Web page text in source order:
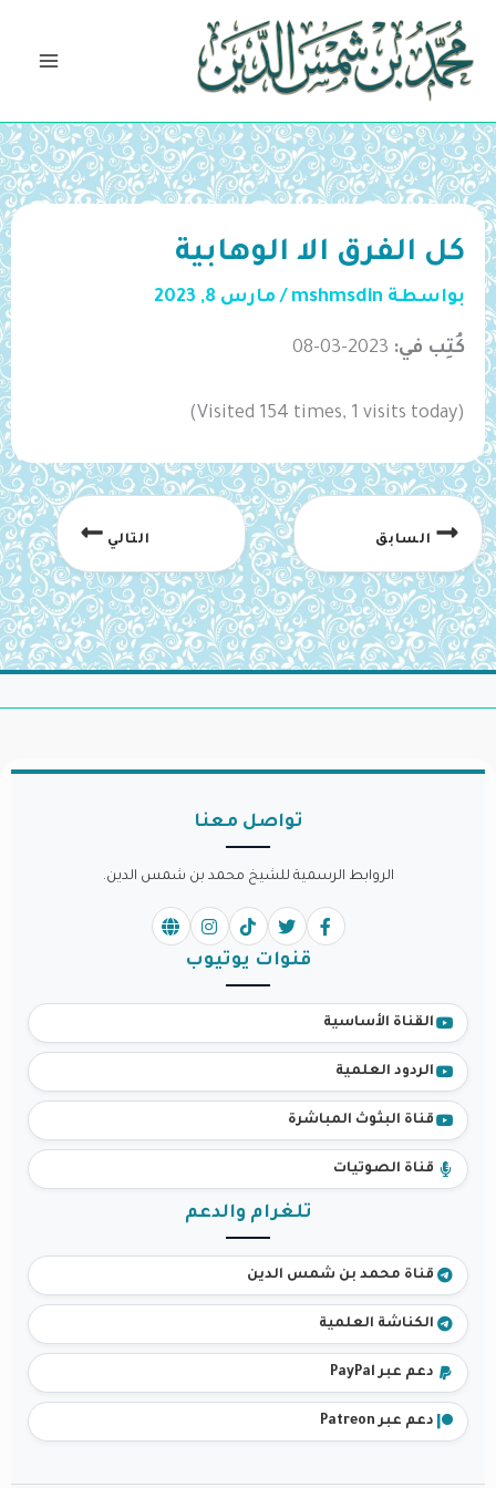
تخطي
المحتوى
كل الفرق الا الوهابية
بواسطة mshmsdin
/ مارس 8, 2023
كُتِب في: 2023-03-08
(Visited 154 times, 1 visits today)
السابق التالي
تواصل معنا
الروابط الرسمية للشيخ محمد بن شمس الدين.
قنوات يوتيوب
القناة الأساسية
الردود العلمية
قناة البثوث المباشرة
قناة الصوتيات
تلغرام والدعم
قناة محمد بن شمس الدين
الكناشة العلمية
دعم عبر PayPal
دعم عبر Patreon